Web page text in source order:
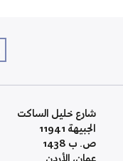
شارع خليل الساكت
الجبيهة 11941
ص. ب 1438